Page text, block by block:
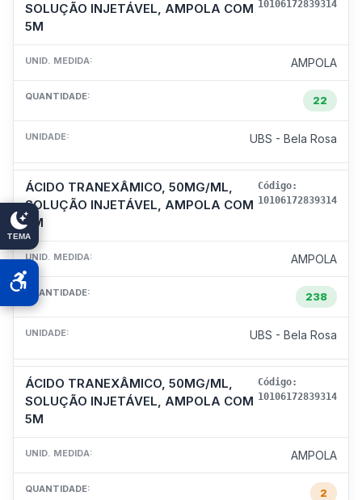
TEMA
SOLUÇÃO INJETÁVEL, AMPOLA COM
5M
10106172839314
UNID. MEDIDA: AMPOLA
QUANTIDADE: 22
UNIDADE: UBS - Bela Rosa
ÁCIDO TRANEXÂMICO, 50MG/ML,
SOLUÇÃO INJETÁVEL, AMPOLA COM
5M
Código:
10106172839314
UNID. MEDIDA: AMPOLA
QUANTIDADE: 238
UNIDADE: UBS - Bela Rosa
ÁCIDO TRANEXÂMICO, 50MG/ML,
SOLUÇÃO INJETÁVEL, AMPOLA COM
5M
Código:
10106172839314
UNID. MEDIDA: AMPOLA
QUANTIDADE: 2